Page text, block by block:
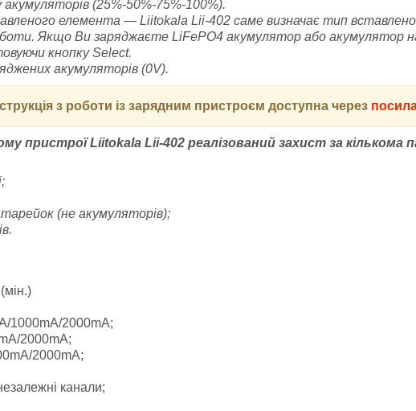
акумуляторів (25%-50%-75%-100%).
елемента — Liitokala Lii-402 саме визначає тип
Якщо Ви заряджаєте LiFePO4 акумулятор або акумулятор
кнопку Select.
акумуляторів (0V).
з роботи із зарядним пристроєм доступна через
пристрої Liitokala Lii-402 реалізований захист за кількома
(не акумуляторів);
1000mA/2000mA;
2000mA;
2000mA;
канали;